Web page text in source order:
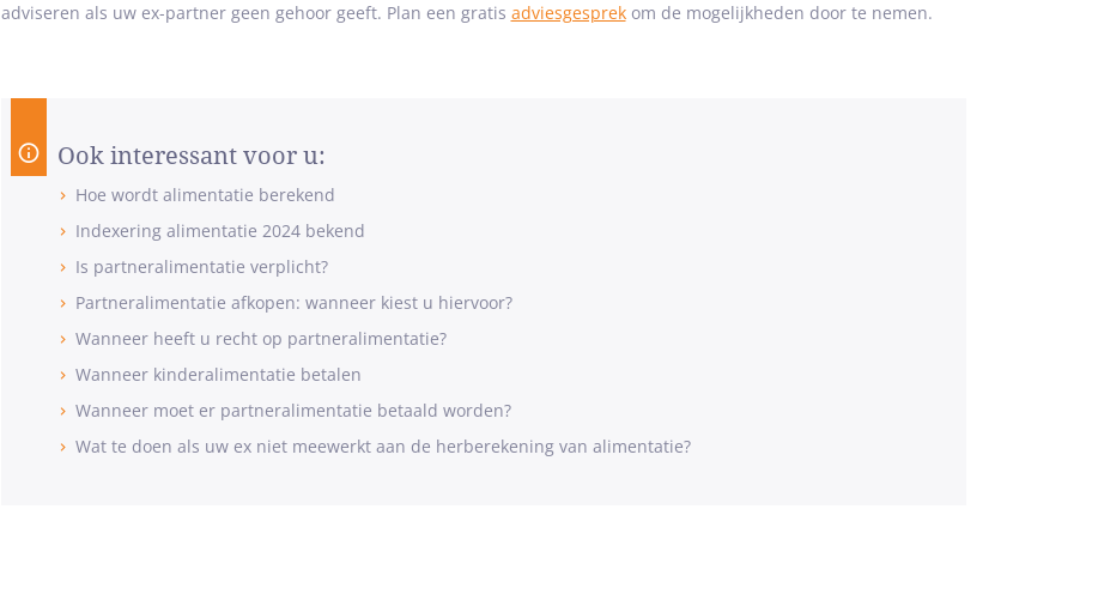
adviseren als uw ex-partner geen gehoor geeft. Plan een gratis adviesgesprekom de mogelijkheden door te nemen.
Ook interessant voor u:
Hoe wordt alimentatie berekend
Indexering alimentatie 2024 bekend
Is partneralimentatie verplicht?
Partneralimentatie afkopen: wanneer kiest u hiervoor?
Wanneer heeft u recht op partneralimentatie?
Wanneer kinderalimentatie betalen
Wanneer moet er partneralimentatie betaald worden?
Wat te doen als uw ex niet meewerkt aan de herberekening van alimentatie?